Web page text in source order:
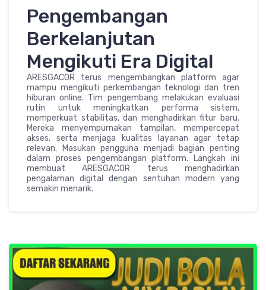
Pengembangan
Berkelanjutan
Mengikuti Era Digital
ARESGACOR terus mengembangkan platform agar
mampu mengikuti perkembangan teknologi dan tren
hiburan online. Tim pengembang melakukan evaluasi
rutin untuk meningkatkan performa sistem,
memperkuat stabilitas, dan menghadirkan fitur baru.
Mereka menyempurnakan tampilan, mempercepat
akses, serta menjaga kualitas layanan agar tetap
relevan. Masukan pengguna menjadi bagian penting
dalam proses pengembangan platform. Langkah ini
membuat ARESGACOR terus menghadirkan
pengalaman digital dengan sentuhan modern yang
semakin menarik.